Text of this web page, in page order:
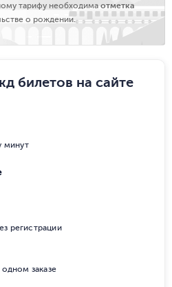
тарифу необходима отметка
о рождении.
билетов на сайте
минут
регистрации
заказе